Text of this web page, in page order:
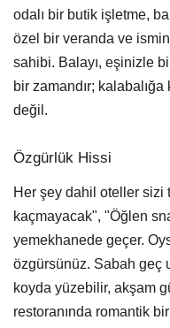
odalı bir butik işletme,
özel bir veranda ve
sahibi. Balayı, eşinizle
bir zamandır;
değil.
Özgürlük Hissi
Her şey dahil oteller sizi
kaçmayacak", "Öğlen
yemekhanede geçer.
özgürsünüz. Sabah geç
koyda yüzebilir, akşam
restoranında romantik